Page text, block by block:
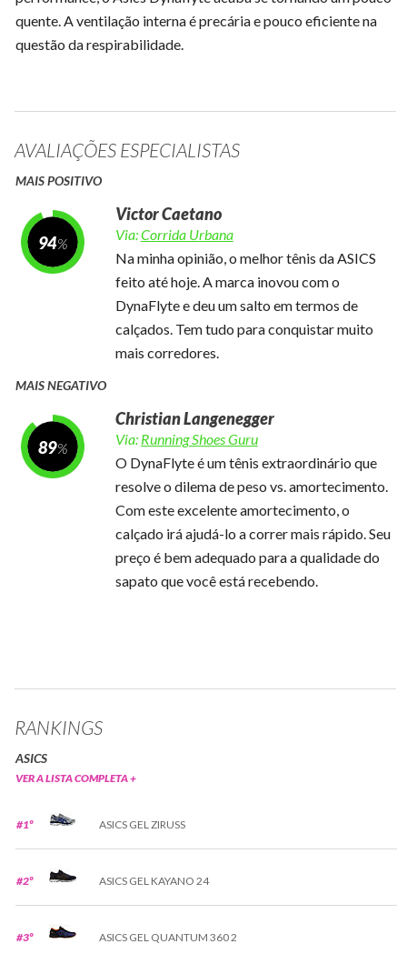
quente. A ventilação interna é precária e pouco eficiente na
questão da respirabilidade.
AVALIAÇÕES ESPECIALISTAS
MAIS POSITIVO
94
Victor Caetano
Via:Corrida Urbana
Na minha opinião, o melhor tênis da ASICS
feito até hoje. A marca inovou com o
DynaFlyte e deu um salto em termos de
calçados. Tem tudo para conquistar muito
mais corredores.
MAIS NEGATIVO
89
Christian Langenegger
Via: Running Shoes Guru
O DynaFlyte é um tênis extraordinário que
resolve o dilema de peso vs. amortecimento.
Com este excelente amortecimento, o
calçado irá ajudá-lo a correr mais rápido. Seu
preço é bem adequado para a qualidade do
sapato que você está recebendo.
RANKINGS
ASICS
VER A LISTA COMPLETA +
#1º ASICS GEL ZIRUSS
#2º ASICS GEL KAYANO 24
#3º ASICS GEL QUANTUM 360 2